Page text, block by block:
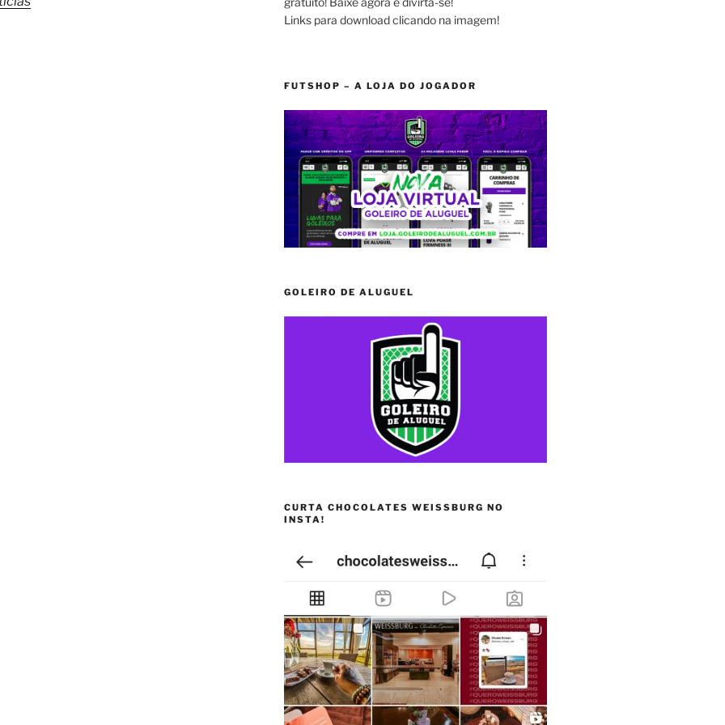
Links para download clicando na imagem!
FUTSHOP – A LOJA DO JOGADOR
GOLEIRO DE ALUGUEL
CURTA CHOCOLATES WEISSBURG NO
INSTA!